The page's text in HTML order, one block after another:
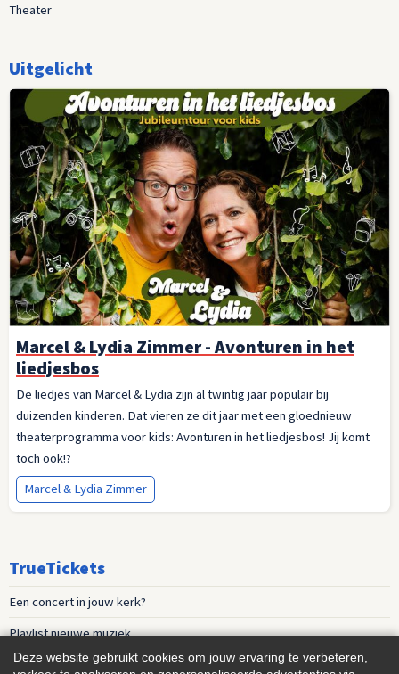
Theater
Uitgelicht
Marcel & Lydia Zimmer - Avonturen in het
liedjesbos
De liedjes van Marcel & Lydia zijn al twintig jaar populair bij
duizenden kinderen. Dat vieren ze dit jaar met een gloednieuw
theaterprogramma voor kids: Avonturen in het liedjesbos! Jij komt
toch ook!?
Marcel & Lydia Zimmer
TrueTickets
Een concert in jouw kerk?
Playlist nieuwe muziek
Events voor vrouwen
Deze website gebruikt cookies om jouw ervaring te verbeteren,